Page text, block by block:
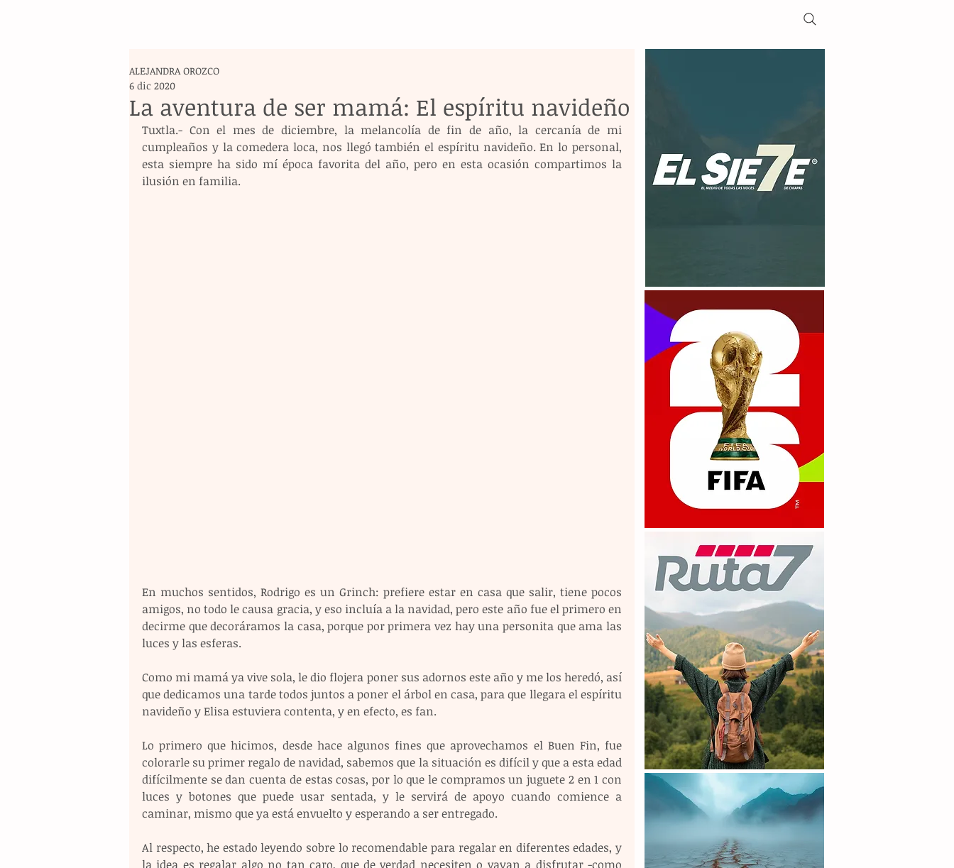
La aventura de ser mamá: El espíritu navideño
ALEJANDRA OROZCO
6 dic 2020
Tuxtla.- Con el mes de diciembre, la melancolía de fin de año, la cercanía de mi
cumpleaños y la comedera loca, nos llegó también el espíritu navideño. En lo personal,
esta siempre ha sido mí época favorita del año, pero en esta ocasión compartimos la
ilusión en familia.
En muchos sentidos, Rodrigo es un Grinch: prefiere estar en casa que salir, tiene pocos
amigos, no todo le causa gracia, y eso incluía a la navidad, pero este año fue el primero en
decirme que decoráramos la casa, porque por primera vez hay una personita que ama las
luces y las esferas.
Como mi mamá ya vive sola, le dio flojera poner sus adornos este año y me los heredó, así
que dedicamos una tarde todos juntos a poner el árbol en casa, para que llegara el espíritu
navideño y Elisa estuviera contenta, y en efecto, es fan.
Lo primero que hicimos, desde hace algunos fines que aprovechamos el Buen Fin, fue
colorarle su primer regalo de navidad, sabemos que la situación es difícil y que a esta edad
difícilmente se dan cuenta de estas cosas, por lo que le compramos un juguete 2 en 1 con
luces y botones que puede usar sentada, y le servirá de apoyo cuando comience a
caminar, mismo que ya está envuelto y esperando a ser entregado.
Al respecto, he estado leyendo sobre lo recomendable para regalar en diferentes edades, y
la idea es regalar algo no tan caro, que de verdad necesiten o vayan a disfrutar -como